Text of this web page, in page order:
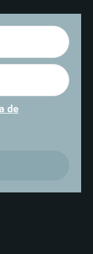
de